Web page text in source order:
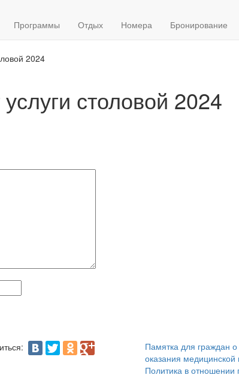
Программы Отдых Номера Бронирование
2024
столовой 2024
Памятка для граждан о
оказания
Политика в